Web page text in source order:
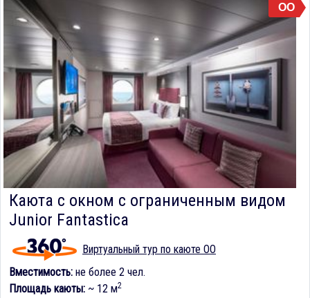
OO
Каюта с окном с ограниченным видом
Junior Fantastica
Виртуальный тур по каюте OO
Вместимость: не более 2 чел.
Площадь каюты: ~ 12 м2